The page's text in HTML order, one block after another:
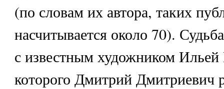
(по словам их автора, таких
насчитывается около 70).
с известным художником
которого Дмитрий Дмитриевич